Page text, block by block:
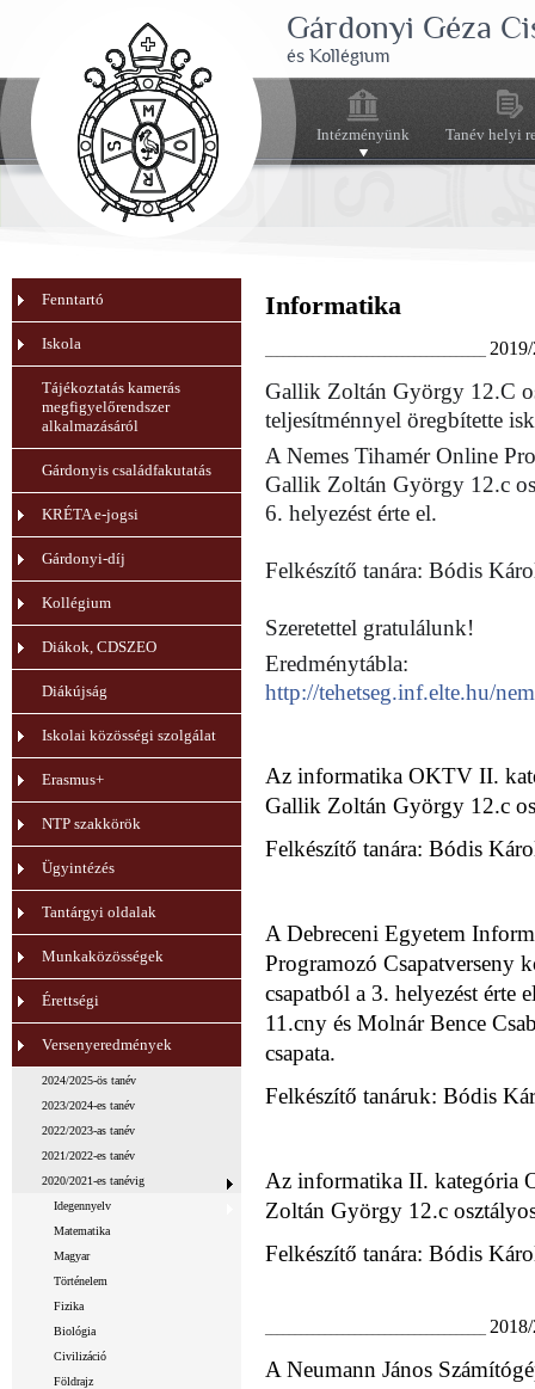
Gárdonyi Géza
és Kollégium
Intézményünk Tanév helyi
Fenntartó
Iskola
Tájékoztatás kamerás
megfigyelőrendszer
alkalmazásáról
Gárdonyis családfakutatás
KRÉTA e-jogsi
Gárdonyi-díj
Kollégium
Diákok, CDSZEO
Diákújság
Iskolai közösségi szolgálat
Erasmus+
NTP szakkörök
Ügyintézés
Tantárgyi oldalak
Munkaközösségek
Érettségi
Versenyeredmények
2024/2025-ös tanév
2023/2024-es tanév
2022/2023-as tanév
2021/2022-es tanév
2020/2021-es tanévig
Idegennyelv
Matematika
Magyar
Történelem
Fizika
Biológia
Civilizáció
Földrajz
Informatika
Gallik Zoltán György 12.C
teljesítménnyel öregbítette
A Nemes Tihamér Online
Gallik Zoltán György 12.c
6. helyezést érte el.
Felkészítő tanára: Bódis
Szeretettel gratulálunk!
Eredménytábla:
http://tehetseg.inf.elte.hu/
Az informatika OKTV II.
Gallik Zoltán György 12.c
Felkészítő tanára: Bódis
A Debreceni Egyetem Inform
Programozó Csapatverseny
csapatból a 3. helyezést érte
11.cny és Molnár Bence
csapata.
Felkészítő tanáruk: Bódis
Az informatika II. kategória
Zoltán György 12.c
Felkészítő tanára: Bódis
A Neumann János